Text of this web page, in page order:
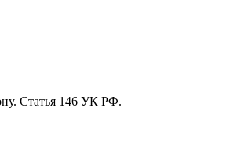
Статья 146 УК РФ.